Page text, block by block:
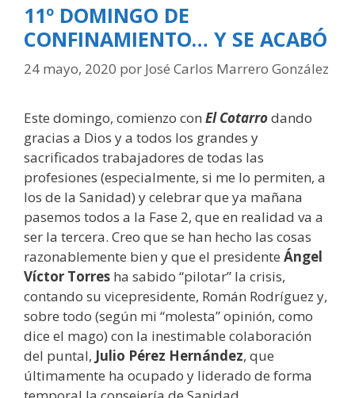
11º DOMINGO DE
CONFINAMIENTO… Y SE ACABÓ
24 mayo, 2020 por José Carlos Marrero González
Este domingo, comienzo con El Cotarrodando
gracias a Dios y a todos los grandes y
sacrificados trabajadores de todas las
profesiones (especialmente, si me lo permiten, a
los de la Sanidad) y celebrar que ya mañana
pasemos todos a la Fase 2, que en realidad va a
ser la tercera. Creo que se han hecho las cosas
razonablemente bien y que el presidente Ángel
Víctor Torres ha sabido “pilotar” la crisis,
contando su vicepresidente, Román Rodríguez y,
sobre todo (según mi “molesta” opinión, como
dice el mago) con la inestimable colaboración
del puntal, Julio Pérez Hernández, que
últimamente ha ocupado y liderado de forma